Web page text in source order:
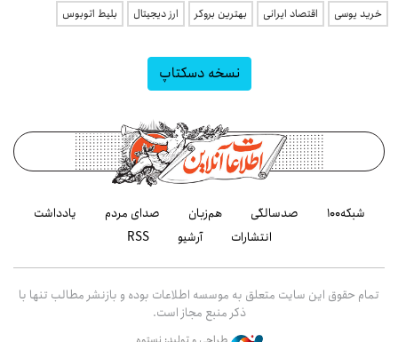
خرید یوسی
اقتصاد ایرانی بهترین بروکر ارز دیجیتال بلیط اتوبوس
نسخه دسکتاپ
شبکه۱۰۰ صدسالگی هم‌زبان صدای مردم
یادداشت
انتشارات
آرشیو RSS
تمام حقوق این سایت متعلق به موسسه اطلاعات بوده و بازنشر مطالب تنها با
ذکر منبع مجاز است.